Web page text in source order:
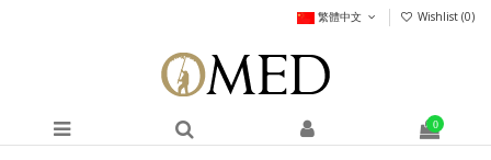
繁體中文 Wishlist (0)
0